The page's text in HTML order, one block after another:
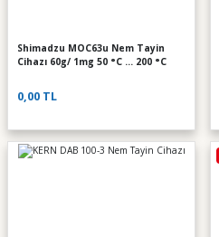
Shimadzu MOC63u Nem Tayin
Cihazı 60g/ 1mg 50 °C ... 200 °C
0,00 TL